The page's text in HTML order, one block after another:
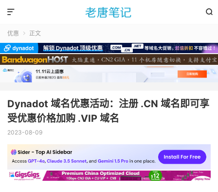


优惠  正文
Dynadot 域名优惠活动：注册 .CN 域名即可享
受优惠价格加购 .VIP 域名
2023-08-09